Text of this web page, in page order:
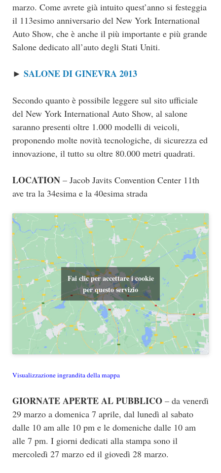
marzo. Come avrete già intuito quest’anno si festeggia
il 113esimo anniversario del New York International
Auto Show, che è anche il più importante e più grande
Salone dedicato all’auto degli Stati Uniti.
► SALONE DI GINEVRA 2013
Secondo quanto è possibile leggere sul sito ufficiale
del New York International Auto Show, al salone
saranno presenti oltre 1.000 modelli di veicoli,
proponendo molte novità tecnologiche, di sicurezza ed
innovazione, il tutto su oltre 80.000 metri quadrati.
LOCATION – Jacob Javits Convention Center 11th
ave tra la 34esima e la 40esima strada
Fai clic per accettare i cookie
per questo servizio
Visualizzazione ingrandita della mappa
GIORNATE APERTE AL PUBBLICO – da venerdì
29 marzo a domenica 7 aprile, dal lunedì al sabato
dalle 10 am alle 10 pm e le domeniche dalle 10 am
alle 7 pm. I giorni dedicati alla stampa sono il
mercoledì 27 marzo ed il giovedì 28 marzo.